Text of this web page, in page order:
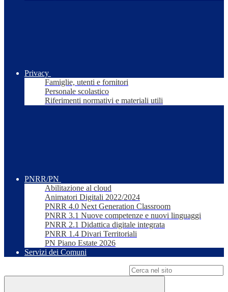
Privacy
Famiglie, utenti e fornitori
Personale scolastico
Riferimenti normativi e materiali utili
PNRR/PN
Abilitazione al cloud
Animatori Digitali 2022/2024
PNRR 4.0 Next Generation Classroom
PNRR 3.1 Nuove competenze e nuovi linguaggi
PNRR 2.1 Didattica digitale integrata
PNRR 1.4 Divari Territoriali
PN Piano Estate 2026
Servizi dei Comuni